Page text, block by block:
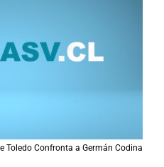
Toledo Confronta a Germán Codina